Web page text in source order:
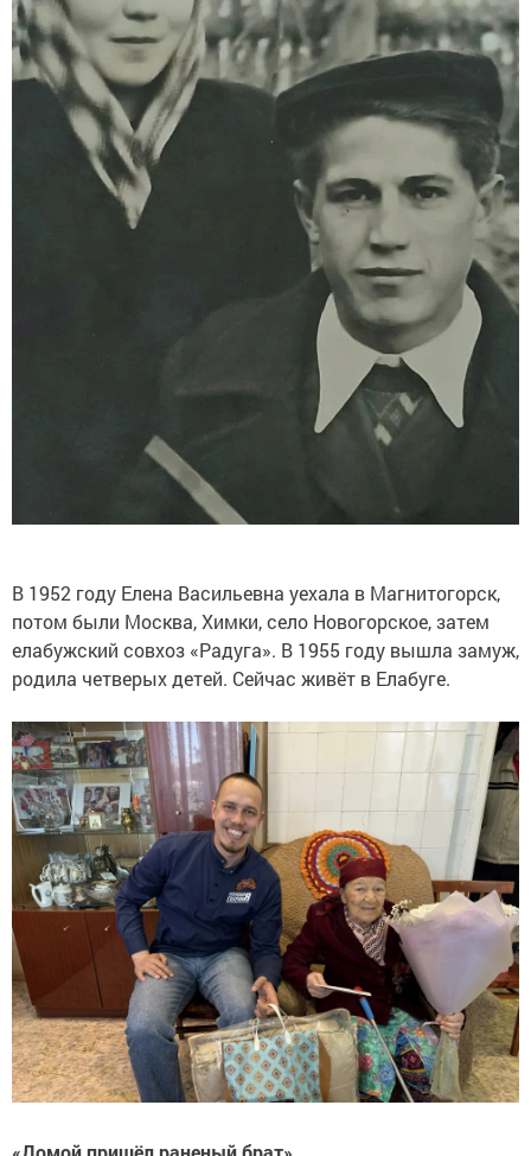
В 1952 году Елена Васильевна уехала в Магнитогорск,
потом были Москва, Химки, село Новогорское, затем
елабужский совхоз «Радуга». В 1955 году вышла замуж,
родила четверых детей. Сейчас живёт в Елабуге.